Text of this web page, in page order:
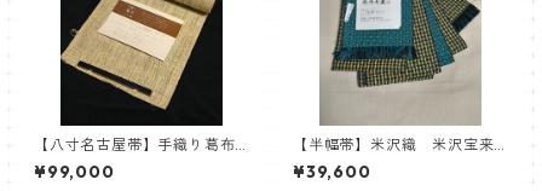
【八寸名古屋帯】手織り葛布
名古屋帯 葛布 自然布 八
寸名古屋
¥99,000
【半幅帯】米沢織 米沢宝来
織 近賢織物謹製 おしゃれ
四寸帯 北斗七星
¥39,600